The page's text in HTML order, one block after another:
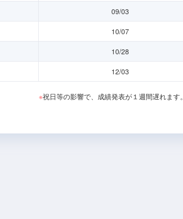
09/03
10/07
10/28
12/03
※祝日等の影響で、成績発表が１週間遅れます。